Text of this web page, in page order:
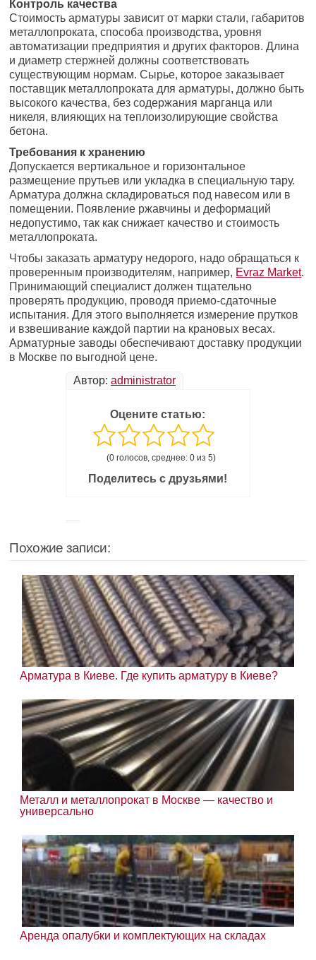
Контроль качества
Стоимость арматуры зависит от марки стали, габаритов
металлопроката, способа производства, уровня
автоматизации предприятия и других факторов. Длина
и диаметр стержней должны соответствовать
существующим нормам. Сырье, которое заказывает
поставщик металлопроката для арматуры, должно быть
высокого качества, без содержания марганца или
никеля, влияющих на теплоизолирующие свойства
бетона.
Требования к хранению
Допускается вертикальное и горизонтальное
размещение прутьев или укладка в специальную тару.
Арматура должна складироваться под навесом или в
помещении. Появление ржавчины и деформаций
недопустимо, так как снижает качество и стоимость
металлопроката.
Чтобы заказать арматуру недорого, надо обращаться к
проверенным производителям, например, Evraz Market.
Принимающий специалист должен тщательно
проверять продукцию, проводя приемо-сдаточные
испытания. Для этого выполняется измерение прутков
и взвешивание каждой партии на крановых весах.
Арматурные заводы обеспечивают доставку продукции
в Москве по выгодной цене.
Автор: administrator
Оцените статью:
(0 голосов, среднее: 0 из 5)
Поделитесь с друзьями!
Похожие записи:
Арматура в Киеве. Где купить арматуру в Киеве?
Металл и металлопрокат в Москве — качество и
универсально
Аренда опалубки и комплектующих на складах